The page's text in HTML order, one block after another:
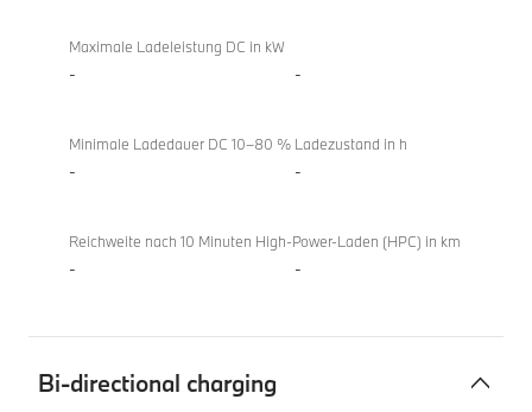
Maximale Ladeleistung DC in kW
- -
Minimale Ladedauer DC 10–80 % Ladezustand in h
- -
Reichweite nach 10 Minuten High-Power-Laden (HPC) in km
- -
Bi-directional charging